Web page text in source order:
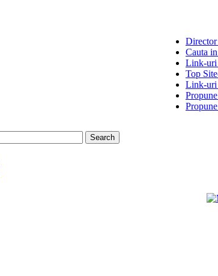
Cauta
Link-uri
Top
Link-uri